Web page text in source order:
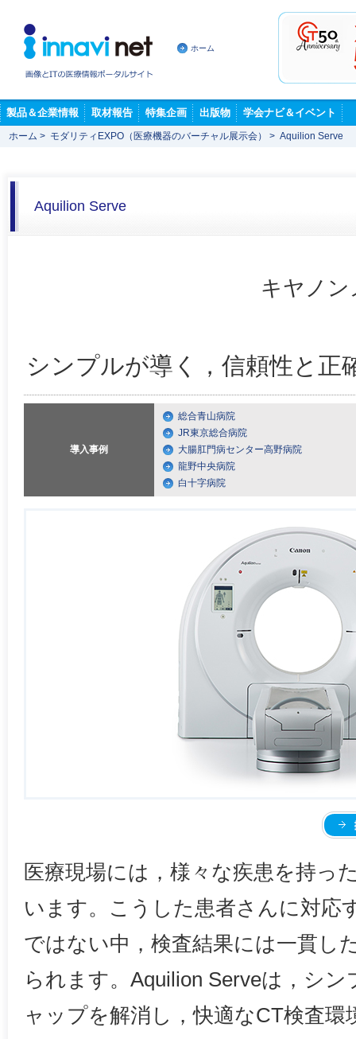
ホーム
製品＆企業情報 取材報告 特集企画 出版物 学会ナビ＆イベント
ホーム > モダリティEXPO（医療機器のバーチャル展示会） > Aquilion Serve
Aquilion Serve
キヤノ
シンプルが導く，信頼性と正
導入事例
総合青山病院
JR東京総合病院
大腸肛門病センター高野病院
龍野中央病院
白十字病院
医療現場には，様々な疾患を持っ
います。こうした患者さんに対応
ではない中，検査結果には一貫し
られます。Aquilion Serveは，シ
ャップを解消し，快適なCT検査